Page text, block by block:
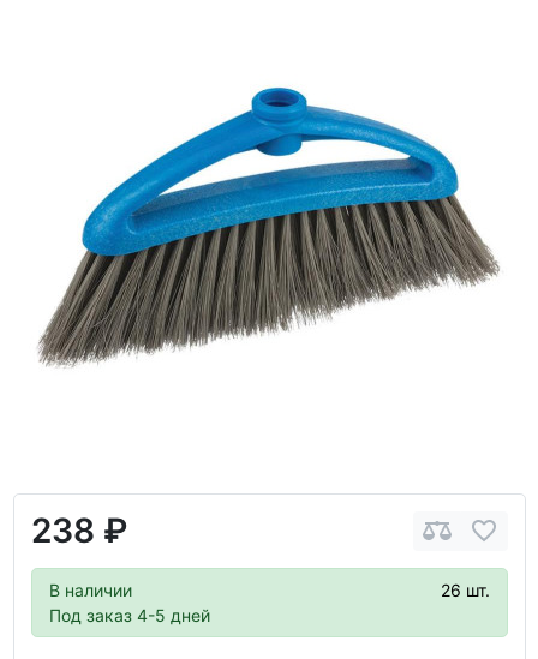
238 ₽
В наличии
26 шт.
Под заказ 4-5 дней